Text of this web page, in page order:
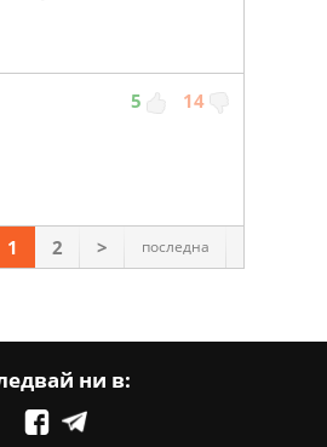
5 14
1 2 > последна
ни в: